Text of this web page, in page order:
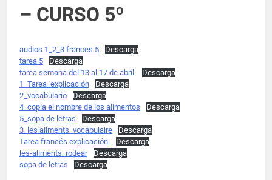
– CURSO 5º
audios 1_2_3 frances 5
Descarga
tarea 5
Descarga
tarea semana del 13 al 17 de abril.
Descarga
1_Tarea_explicación
Descarga
2_vocabulario
Descarga
4_copia el nombre de los alimentos
Descarga
5_sopa de letras
Descarga
3_les aliments_vocabulaire
Descarga
Tarea francés explicación.
Descarga
les-aliments_rodear
Descarga
sopa de letras
Descarga